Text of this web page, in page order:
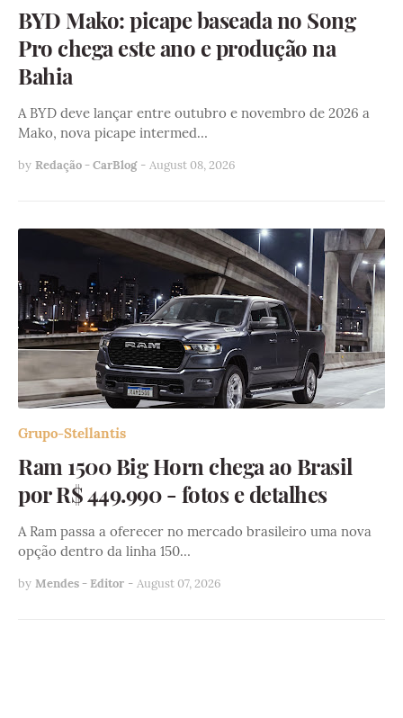
BYD Mako: picape baseada no Song
Pro chega este ano e produção na
Bahia
A BYD deve lançar entre outubro e novembro de 2026 a
Mako, nova picape intermed…
by Redação - CarBlog - August 08, 2026
Grupo-Stellantis
Ram 1500 Big Horn chega ao Brasil
por R$ 449.990 - fotos e detalhes
A Ram passa a oferecer no mercado brasileiro uma nova
opção dentro da linha 150…
by Mendes - Editor - August 07, 2026